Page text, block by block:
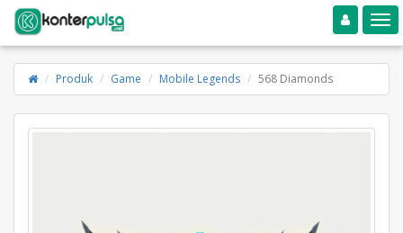
Toggle navigation
Produk Game Mobile Legends 568 Diamonds